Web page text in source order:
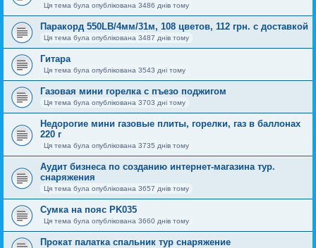
Ця тема була опублікована 3486 днів тому
Паракорд 550LB/4мм/31м, 108 цветов, 112 грн. с доставкой
Ця тема була опублікована 3487 днів тому
Гитара
Ця тема була опублікована 3543 дні тому
Газовая мини горелка с пъезо поджигом
Ця тема була опублікована 3703 дні тому
Недорогие мини газовые плиты, горелки, газ в баллонах
220 г
Ця тема була опублікована 3735 днів тому
Аудит бизнеса по созданию интернет-магазина тур.
снаряжения
Ця тема була опублікована 3657 днів тому
Сумка на пояс PK035
Ця тема була опублікована 3660 днів тому
Прокат палатка спальник тур снаряжение